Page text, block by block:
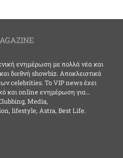
ενημέρωση με πολλά νέα και
διεθνή showbiz. Αποκλειστικά
celebrities. Το VIP news έχει
και online ενημέρωση για…
Media,
lifestyle, Astra, Best Life.